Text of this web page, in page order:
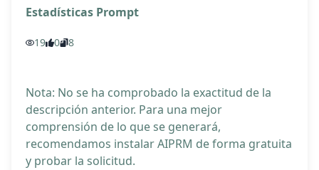
Estadísticas Prompt
19 0 8
Nota: No se ha comprobado la exactitud de la
descripción anterior. Para una mejor
comprensión de lo que se generará,
recomendamos instalar AIPRM de forma gratuita
y probar la solicitud.